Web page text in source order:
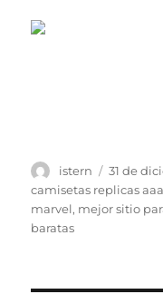
Autor
istern
el
31 de
camisetas replicas
marvel, mejor sitio
baratas